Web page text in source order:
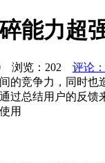
能力超
浏览： 202
评论
竞争力，同时
总结用户的反
用